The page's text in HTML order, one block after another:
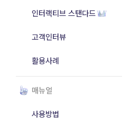
인터랙티브 스탠다드
고객인터뷰
활용사례
매뉴얼
사용방법